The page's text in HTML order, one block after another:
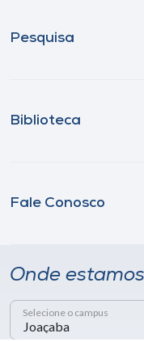
Pesquisa
Biblioteca
Fale Conosco
Onde estamos
Selecione o campus